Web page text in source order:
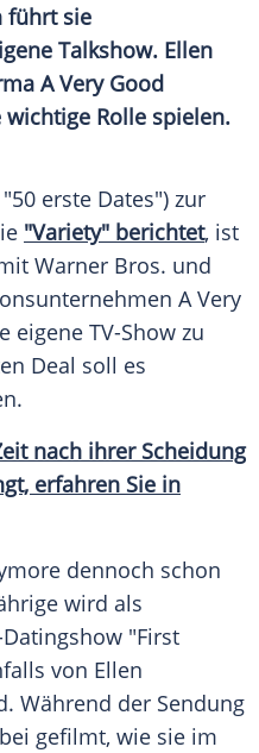
führt sie
Talkshow. Ellen
A Very Good
Rolle spielen.
"50 erste Dates") zur
"Variety" berichtet, ist
Warner Bros. und
A Very
eigene TV-Show zu
Deal soll es
nach ihrer Scheidung
erfahren Sie in
dennoch schon
wird als
"First
von Ellen
Während der Sendung
gefilmt, wie sie im